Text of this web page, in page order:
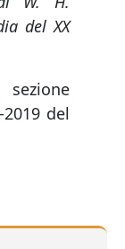
del XX
2019 del